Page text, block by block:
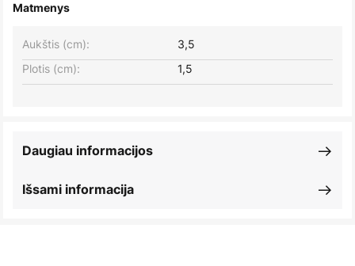
Matmenys
Plotis (cm): 1,5
Aukštis (cm): 3,5
Išsami informacija
Daugiau informacijos